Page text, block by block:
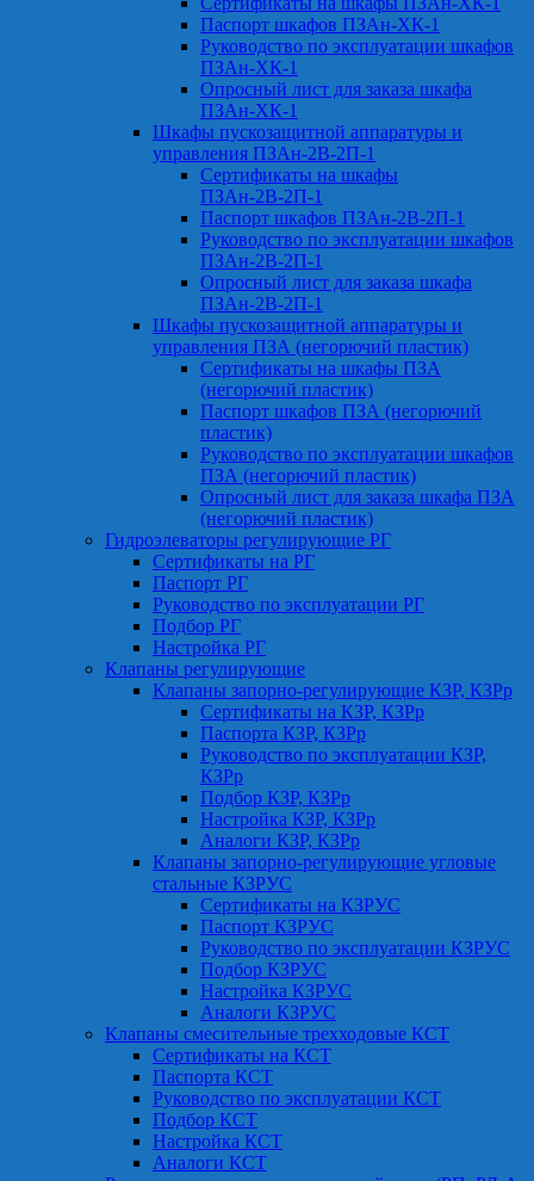
Паспорт шкафов ПЗАн-ХК-1
Руководство по эксплуатации шкафов
ПЗАн-ХК-1
Опросный лист для заказа шкафа
ПЗАн-ХК-1
Шкафы пускозащитной аппаратуры и
управления ПЗАн-2В-2П-1
Сертификаты на шкафы
ПЗАн-2В-2П-1
Паспорт шкафов ПЗАн-2В-2П-1
Руководство по эксплуатации шкафов
ПЗАн-2В-2П-1
Опросный лист для заказа шкафа
ПЗАн-2В-2П-1
Шкафы пускозащитной аппаратуры и
управления ПЗА (негорючий пластик)
Сертификаты на шкафы ПЗА
(негорючий пластик)
Паспорт шкафов ПЗА (негорючий
пластик)
Руководство по эксплуатации шкафов
ПЗА (негорючий пластик)
Опросный лист для заказа шкафа ПЗА
(негорючий пластик)
Гидроэлеваторы регулирующие РГ
Сертификаты на РГ
Паспорт РГ
Руководство по эксплуатации РГ
Подбор РГ
Настройка РГ
Клапаны регулирующие
Клапаны запорно-регулирующие КЗР, КЗРр
Сертификаты на КЗР, КЗРр
Паспорта КЗР, КЗРр
Руководство по эксплуатации КЗР,
КЗРр
Подбор КЗР, КЗРр
Настройка КЗР, КЗРр
Аналоги КЗР, КЗРр
Клапаны запорно-регулирующие угловые
стальные КЗРУС
Сертификаты на КЗРУС
Паспорт КЗРУС
Руководство по эксплуатации КЗРУС
Подбор КЗРУС
Настройка КЗРУС
Аналоги КЗРУС
Клапаны смесительные трехходовые КСТ
Сертификаты на КСТ
Паспорта КСТ
Руководство по эксплуатации КСТ
Подбор КСТ
Настройка КСТ
Аналоги КСТ